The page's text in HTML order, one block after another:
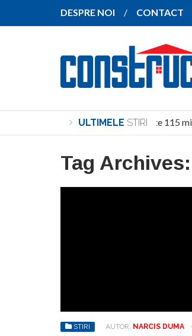
DESPRE NOI CONTACT
ULTIMELE STIRI
Investiție de peste 115
Tag Archives:
STIRI AUTOR: NARCIS DUMA -